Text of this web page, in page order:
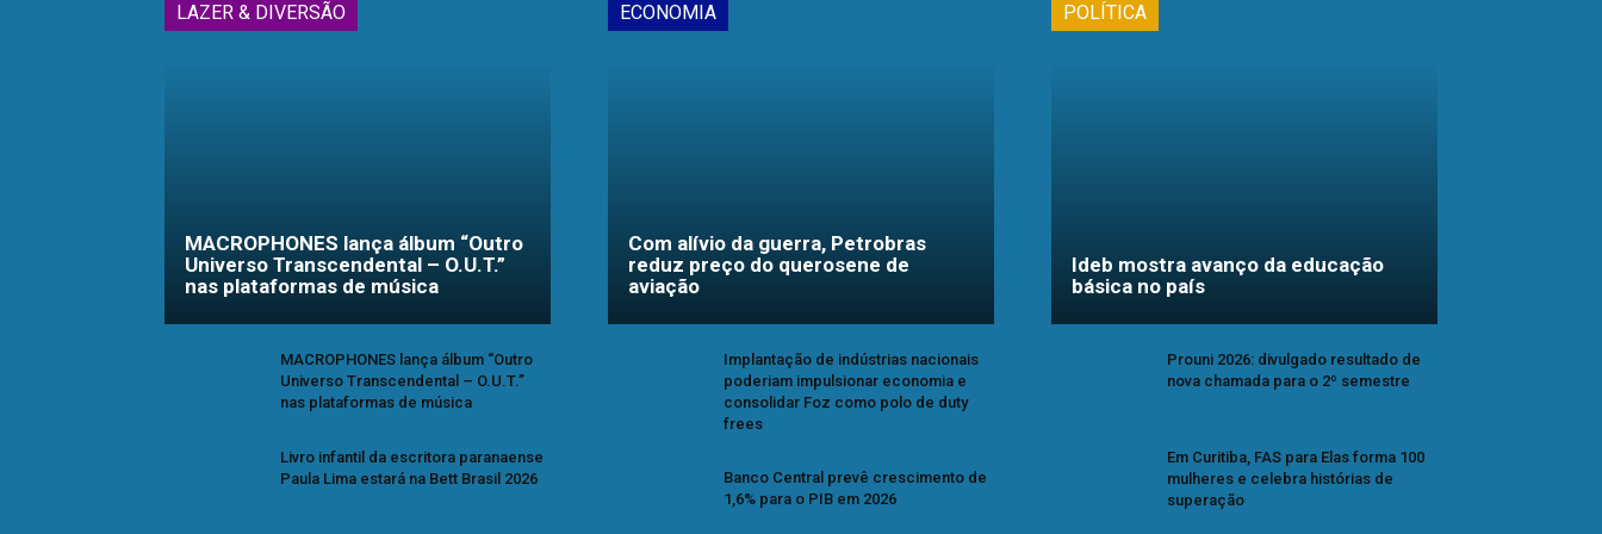
LAZER & DIVERSÃO
MACROPHONES lança álbum “Outro
Universo Transcendental – O.U.T.”
nas plataformas de música
MACROPHONES lança álbum “Outro
Universo Transcendental – O.U.T.”
nas plataformas de música
Livro infantil da escritora paranaense
Paula Lima estará na Bett Brasil 2026
ECONOMIA
Com alívio da guerra, Petrobras
reduz preço do querosene de
aviação
Implantação de indústrias nacionais
poderiam impulsionar economia e
consolidar Foz como polo de duty
frees
Banco Central prevê crescimento de
1,6% para o PIB em 2026
POLÍTICA
Ideb mostra avanço da educação
básica no país
Prouni 2026: divulgado resultado de
nova chamada para o 2º semestre
Em Curitiba, FAS para Elas forma 100
mulheres e celebra histórias de
superação